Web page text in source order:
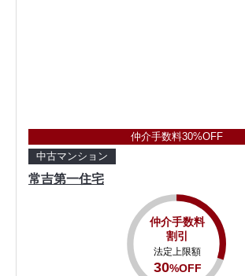
仲介手数料30%OFF
中古マンション
常吉第一住宅
仲介手数料
割引
法定上限額
30%OFF